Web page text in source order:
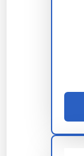
Preço e
Marcas de
Marcas como
opções
preço e
escolha.